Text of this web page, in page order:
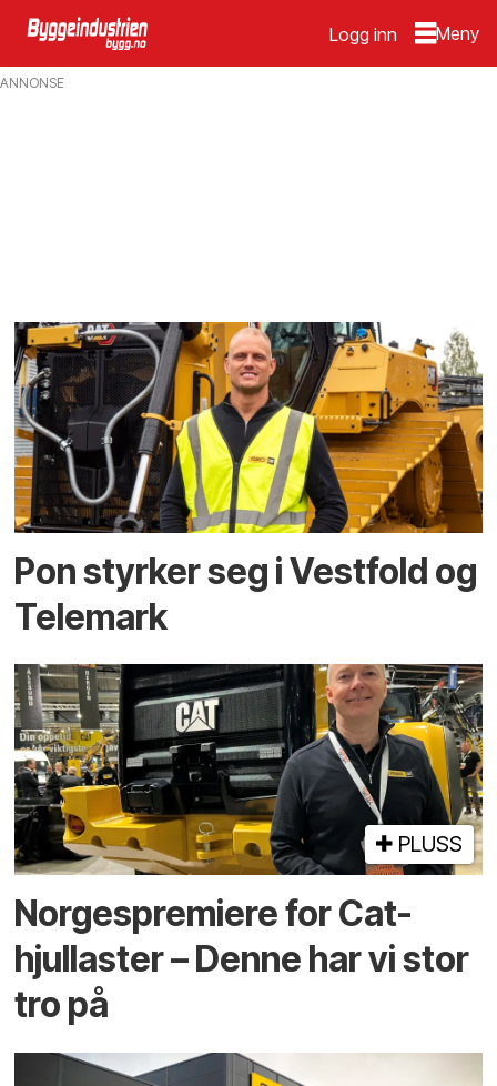
Logg inn
Emne:
ANNONSE
Pon styrker seg i Vestfold og
Telemark
PLUSS
Norgespremiere for Cat-
hjullaster – Denne har vi stor
tro på